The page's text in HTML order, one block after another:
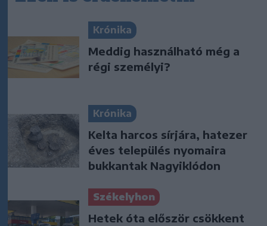
Krónika
Meddig használható még a
régi személyi?
Krónika
Kelta harcos sírjára, hatezer
éves település nyomaira
bukkantak Nagyiklódon
Székelyhon
Hetek óta először csökkent